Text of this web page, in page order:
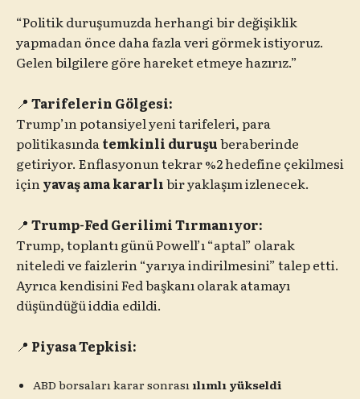
“Politik duruşumuzda herhangi bir değişiklik
yapmadan önce daha fazla veri görmek istiyoruz.
Gelen bilgilere göre hareket etmeye hazırız.”
📍 Tarifelerin Gölgesi:
Trump’ın potansiyel yeni tarifeleri, para
politikasındatemkinli duruşuberaberinde
getiriyor. Enflasyonun tekrar %2 hedefine çekilmesi
içinyavaş ama kararlıbir yaklaşım izlenecek.
📍 Trump-Fed Gerilimi Tırmanıyor:
Trump, toplantı günü Powell’ı “aptal” olarak
niteledi ve faizlerin “yarıya indirilmesini” talep etti.
Ayrıca kendisini Fed başkanı olarak atamayı
düşündüğü iddia edildi.
📍 Piyasa Tepkisi:
ABD borsaları karar sonrası ılımlı yükseldi